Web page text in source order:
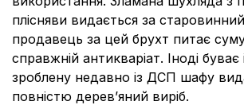
плісняви видається за
продавець за цей брухт питає
справжній антикваріат. Іноді
зроблену недавно із ДСП шафу
повністю дерев’яний виріб.